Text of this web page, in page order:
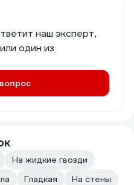
наш эксперт,
один из
На жидкие гвозди
Гладкая
На стены